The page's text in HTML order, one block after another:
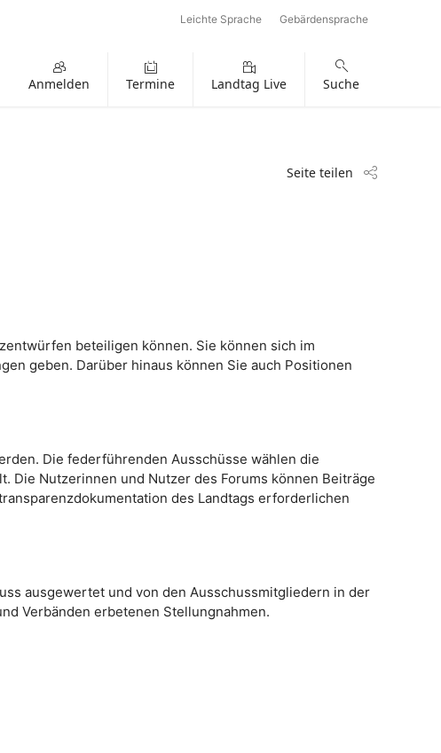
Leichte Sprache Gebärdensprache
Anmelden Termine Landtag Live Suche
Seite teilen
beteiligen können. Sie können sich im
geben. Darüber hinaus können Sie auch Positionen
Die federführenden Ausschüsse wählen die
Die Nutzerinnen und Nutzer des Forums können Beiträge
des Landtags erforderlichen
ausgewertet und von den Ausschussmitgliedern in der
Verbänden erbetenen Stellungnahmen.